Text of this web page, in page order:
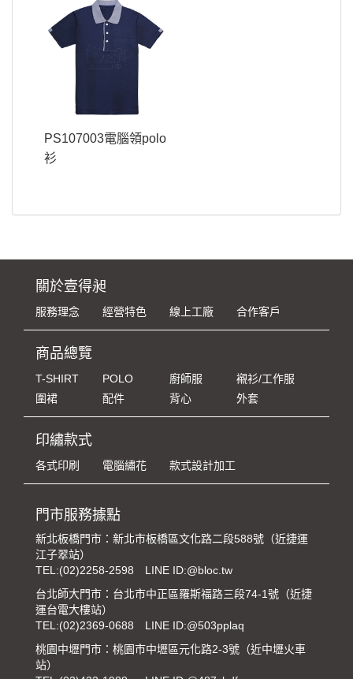
PS107003電腦領polo
衫
關於壹得昶
服務理念 經營特色 線上工廠 合作客戶
商品總覽
T-SHIRT POLO 廚師服
襯衫/工作服
圍裙
配件 背心 外套
印繡款式
各式印刷 電腦繡花 款式設計加工
門市服務據點
新北板橋門市：新北市板橋區文化路二段588號（近捷運
江子翠站）
TEL:(02)2258-2598
LINE ID:@bloc.tw
台北師大門市：台北市中正區羅斯福路三段74-1號（近捷
運台電大樓站）
TEL:(02)2369-0688
LINE ID:@503pplaq
桃園中壢門市：桃園市中壢區元化路2-3號（近中壢火車
站）